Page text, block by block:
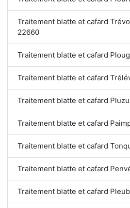
Traitement blatte et cafard
22660
Traitement blatte et cafard
Traitement blatte et cafard
Traitement blatte et cafard
Traitement blatte et cafard
Traitement blatte et cafard
Traitement blatte et cafard
Traitement blatte et cafard